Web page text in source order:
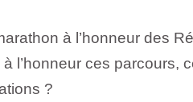
à l’honneur des
l’honneur ces parcours,
?